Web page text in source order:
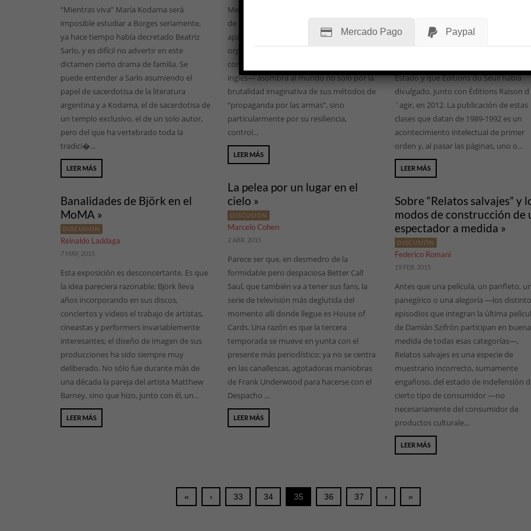
“Mientras viva” María Kodama será
imposible estudiar a Borges seriamente,
ya hace tiempo había decretado Beatriz
Sarlo, y es difícil no advertir en este
dictamen cierto drama de familia. Se
puede entender a Sarlo asumiendo el
papel de sacerdotisa de la literatura
argentina y a Kodama, el de sacerdotisa de
un templo exclusivo, el de un solo autor,
pero del que ha vertebrado toda la
tradici�...
LEER MÁS
Banalidades de Björk en el
MoMA »
DISCUSIÓN
Reinaldo Laddaga
7 MAY, 2015
Esta exposición es desconcertante. Es que
la idea pareciera razonable: Björk lleva
años incorporando en sus discos,
conciertos y videos el trabajo de artistas,
cineastas y performers invariablemente
interesantes; el diseño de imagen de sus
producciones ha sido siempre muy
deliberado. No sólo fue durante más de
una década la pareja del artista Matthew
Barney, sino que hizo, junto con él, un...
LEER MÁS
Medio Oriente a partir de la intensificación
de la guerra civil siria y el avance
aparentemente imparable de la
organización Estado Islámico —también
conocida como ISIS, según sus siglas en
inglés— asombra al mundo no sólo por la
brutalidad imaginativa de sus métodos de
“propaganda por las armas”, sino
particularmente por su resiliencia,
control...
LEER MÁS
La pelea por un lugar en el
cielo »
DISCUSIÓN
Marcelo Cohen
2 ABR, 2015
Parece ser que, en desmedro de la
formidable pero despaciosa Better Call
Saul, que también va a tener sus fans, la
serie de televisión más deglutida del
momento allí donde llegue es House of
Cards. Una razón es que la tercera
temporada se mueve en yunta con el
presente más periodístico: ya no se centra
en las canallescas, agotadoras maniobras
de Frank Underwood para hacerse con el
Despacho ...
LEER MÁS
imprimió en la Argentina los primeros
Estado y que Éditions du Seuil había
divulgado, junto con Éditions Raison d
´agir, en 2012. La publicación de estas
clases que datan de 1989-1992 es un
acontecimiento intelectual de primer
orden y, al pasar las páginas, uno o...
LEER MÁS
Sobre “Relatos salvajes” y
modos de construcción de
espectador a medida »
DISCUSIÓN
Federico Romani
19 FEB, 2015
Antes que una película, un panfleto, un
panegírico o una alegoría —los
episodios que integran la última
de Damián Szifrón participan en buena
medida de todas esas categorías—,
Relatos salvajes es una especie de
muestrario incorrecto, sumamente
engañoso, del estado de indefensión
cierto tipo de consumidor —no
necesariamente del consumidor de
productos culturale...
LEER MÁS
« ‹ 33 34 35 36 37 › »
Mercado Pago Paypal